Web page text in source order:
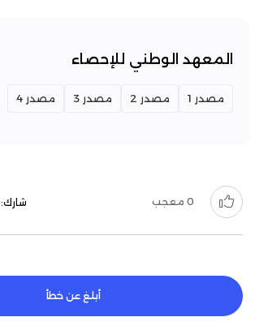
المعهد الوطني للإحصاء
مصدر 1 مصدر 2 مصدر 3 مصدر 4
0 معجب شارك:
أبلغ عن خطأ